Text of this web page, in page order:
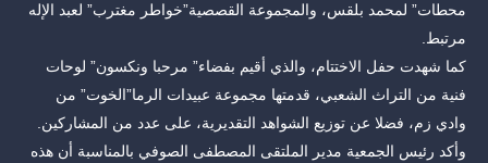
محطات” لمحمد بلقس، والمجموعة القصصية”خواطر مغترب” لعبد الإله
مرتبط.
كما شهدت حفل الاختتام، والذي أقيم بفضاء” مرحبا ونكسون” لوحات
فنية من التراث الشعبي، قدمتها مجموعة عبيدات الرما”الخوت” من
وادي زم، فضلا عن توزيع الشواهد التقديرية، على عدد من المشاركين.
وأكد رئيس الجمعية مدير الملتقى المصطفى الصوفي بالمناسبة أن هذه